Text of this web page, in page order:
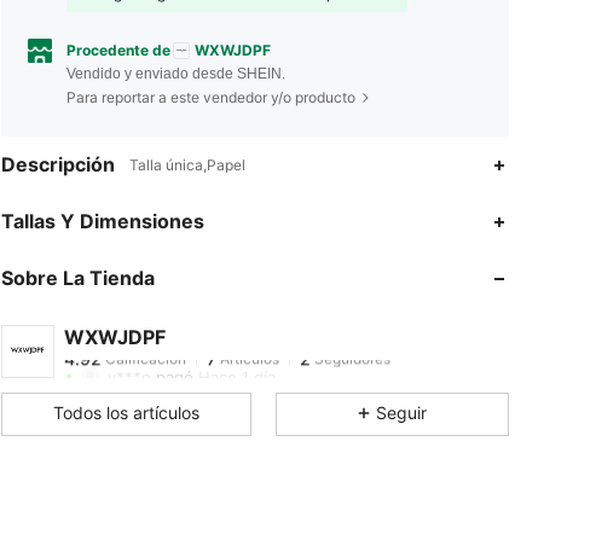
Procedente de WXWJDPF
Vendido y enviado desde SHEIN.
Para reportar a este vendedor y/o producto
Descripción Talla única,Papel
Tallas Y Dimensiones
Sobre La Tienda
WXWJDPF
4.92
4.92
Calificación
y***opagó Hace 1 día
Todos los artículos Seguir